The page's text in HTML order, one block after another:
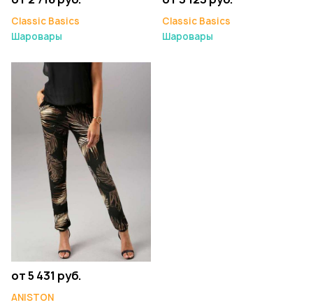
Classic Basics
Шаровары
Classic Basics
Шаровары
от 5 431 руб.
ANISTON